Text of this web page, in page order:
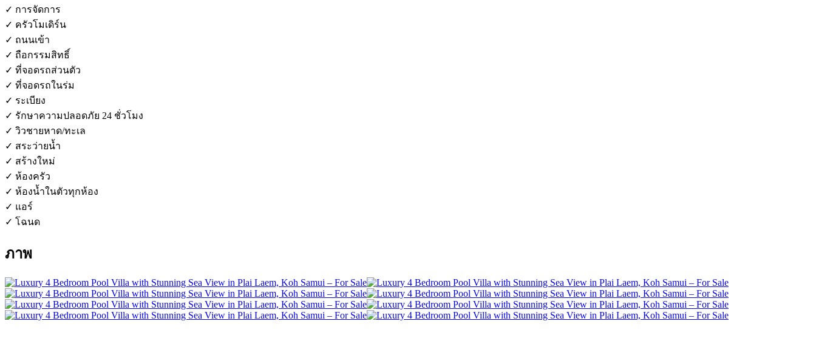
✓ การจัดการ
✓ ครัวโมเดิร์น
✓ ถนนเข้า
✓ ถือกรรมสิทธิ์
✓ ที่จอดรถส่วนตัว
✓ ที่จอดรถในร่ม
✓ ระเบียง
✓ รักษาความปลอดภัย 24 ชั่วโมง
✓ วิวชายหาด/ทะเล
✓ สระว่ายน้ำ
✓ สร้างใหม่
✓ ห้องครัว
✓ ห้องน้ำในตัวทุกห้อง
✓ แอร์
✓ โฉนด
ภาพ